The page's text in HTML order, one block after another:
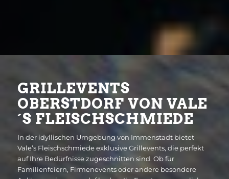
GRILLEVENTS
OBERSTDORF VON VALE
´S FLEISCHSCHMIEDE
In der idyllischen Umgebung von Immenstadt bietet
Vale’s Fleischschmiede exklusive Grillevents, die perfekt
auf Ihre Bedürfnisse zugeschnitten sind. Ob für
Familienfeiern, Firmenevents oder andere besondere